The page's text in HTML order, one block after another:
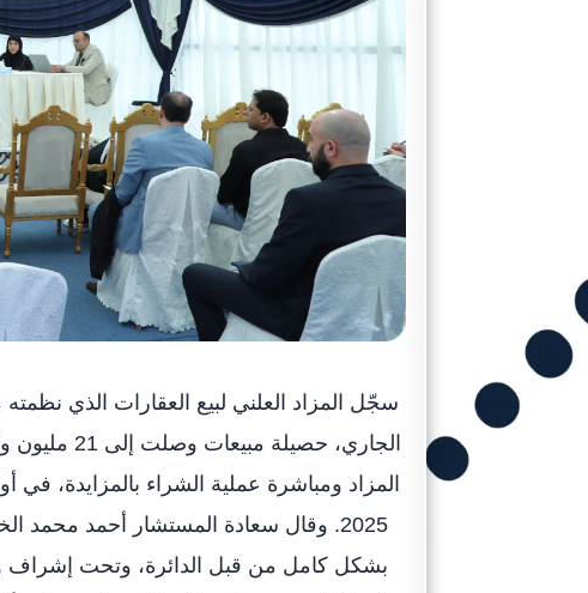
المزاد ومباشرة عملية الشراء بالمزايدة، في
2025. وقال سعادة المستشار أحمد
بشكل كامل من قبل الدائرة، وتحت إشراف